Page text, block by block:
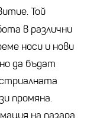
Той
в различни
носи и нови
да бъдат
промяна.
на пазара